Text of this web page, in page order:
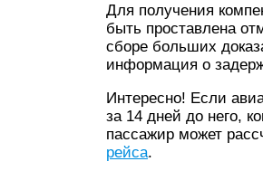
Для получения
быть проставлена
сборе больших
информация о
Интересно! Если
за 14 дней до него,
пассажир может
рейса.